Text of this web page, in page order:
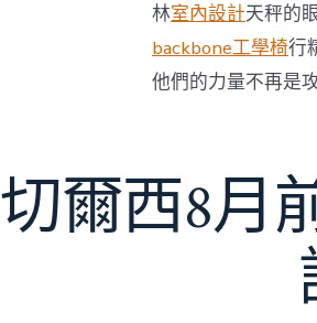
林室內設計天秤的
backbone工學椅行
他們的力量不再是
切爾西8月